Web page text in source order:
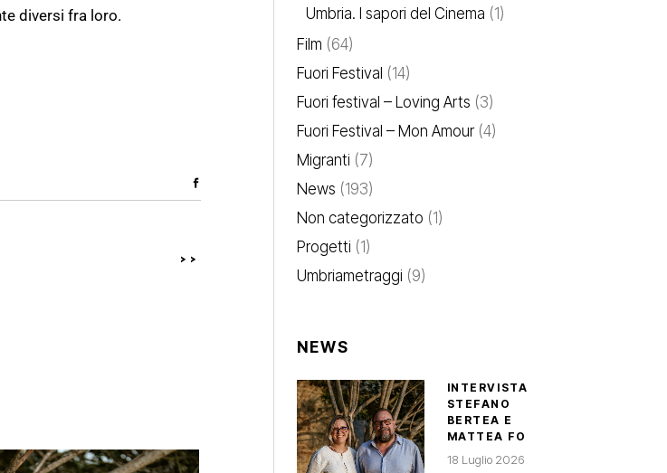
diversi fra loro.
>>
Umbria. I sapori del Cinema (1)
Film (64)
Fuori Festival (14)
Fuori festival – Loving Arts (3)
Fuori Festival – Mon Amour(4)
Migranti (7)
News (193)
Non categorizzato (1)
Progetti (1)
Umbriametraggi (9)
NEWS
INTERVISTA
STEFANO
BERTEA E
MATTEA FO
18 Luglio 2026